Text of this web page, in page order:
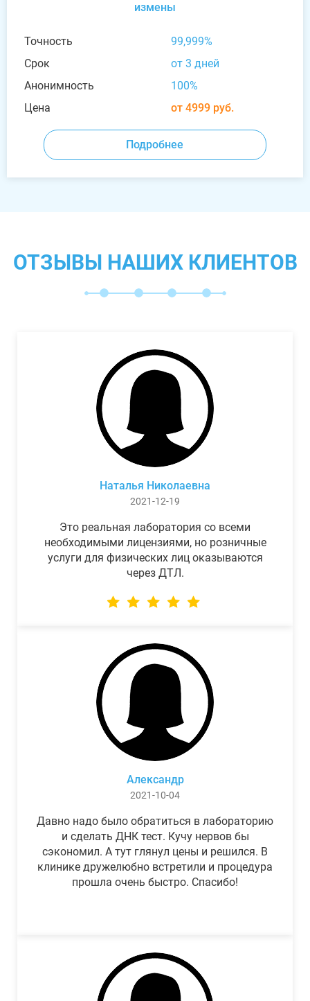
измены
Точность
99,999%
Срок
от 3 дней
Анонимность
100%
Цена
от 4999 руб.
Подробнее
ОТЗЫВЫ НАШИХ КЛИЕНТОВ
Наталья Николаевна
2021-12-19
Это реальная лаборатория со всеми
необходимыми лицензиями, но розничные
услуги для физических лиц оказываются
через ДТЛ.
Александр
2021-10-04
Давно надо было обратиться в лабораторию
и сделать ДНК тест. Кучу нервов бы
сэкономил. А тут глянул цены и решился. В
клинике дружелюбно встретили и процедура
прошла очень быстро. Спасибо!